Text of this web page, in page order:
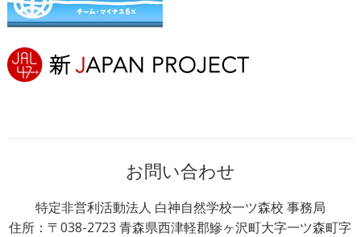
お問い合わせ
特定非営利活動法人 白神自然学校一ツ森校 事務局
住所：〒038-2723 青森県西津軽郡鰺ヶ沢町大字一ツ森町字